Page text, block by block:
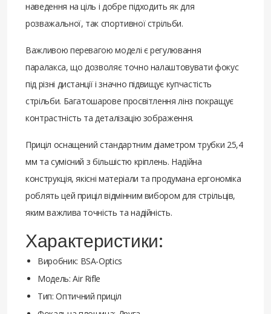
наведення на ціль і добре підходить як для
розважальної, так спортивної стрільби.
Важливою перевагою моделі є регулювання
паралакса, що дозволяє точно налаштовувати фокус
під різні дистанції і значно підвищує купчастість
стрільби. Багатошарове просвітлення лінз покращує
контрастність та деталізацію зображення.
Приціл оснащений стандартним діаметром трубки 25,4
мм та сумісний з більшістю кріплень. Надійна
конструкція, якісні матеріали та продумана ергономіка
роблять цей приціл відмінним вибором для стрільців,
яким важлива точність та надійність.
Характеристики:
Виробник: BSA-Optics
Модель: Air Rifle
Тип: Оптичний приціл